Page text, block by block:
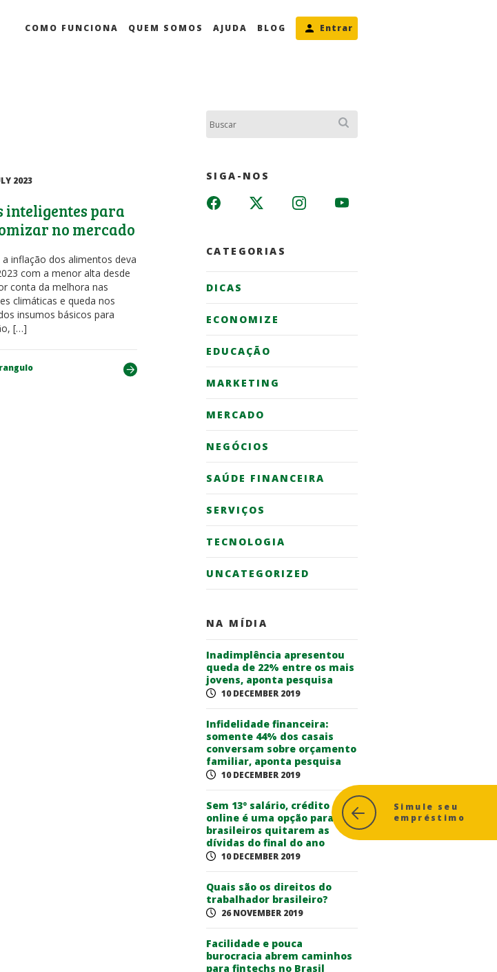
COMO FUNCIONA QUEM SOMOS AJUDA BLOG Entrar
2023
inteligentes para
no mercado
a inflação dos alimentos deva
com a menor alta desde
conta da melhora nas
climáticas e queda nos
insumos básicos para
[…]
SIGA-NOS
CATEGORIAS
DICAS
ECONOMIZE
EDUCAÇÃO
MARKETING
MERCADO
NEGÓCIOS
SAÚDE FINANCEIRA
SERVIÇOS
TECNOLOGIA
UNCATEGORIZED
NA MÍDIA
Inadimplência apresentou
queda de 22% entre os mais
jovens, aponta pesquisa
10 DECEMBER 2019
Infidelidade financeira:
somente 44% dos casais
conversam sobre orçamento
familiar, aponta pesquisa
10 DECEMBER 2019
Sem 13º salário, crédito
online é uma opção para
brasileiros quitarem as
dívidas do final do ano
10 DECEMBER 2019
Quais são os direitos do
trabalhador brasileiro?
26 NOVEMBER 2019
Facilidade e pouca
burocracia abrem caminhos
para fintechs no Brasil
Simule seu
empréstimo